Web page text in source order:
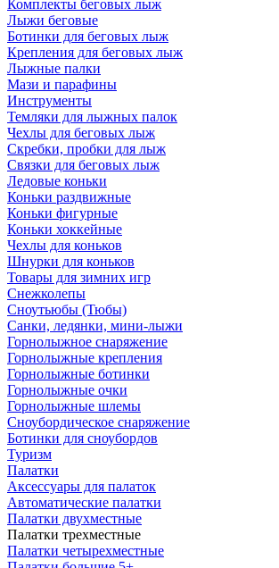
Комплекты беговых лыж
Лыжи беговые
Ботинки для беговых лыж
Крепления для беговых лыж
Лыжные палки
Мази и парафины
Инструменты
Темляки для лыжных палок
Чехлы для беговых лыж
Скребки, пробки для лыж
Связки для беговых лыж
Ледовые коньки
Коньки раздвижные
Коньки фигурные
Коньки хоккейные
Чехлы для коньков
Шнурки для коньков
Товары для зимних игр
Снежколепы
Сноутьюбы (Тюбы)
Санки, ледянки, мини-лыжи
Горнолыжное снаряжение
Горнолыжные крепления
Горнолыжные ботинки
Горнолыжные очки
Горнолыжные шлемы
Сноубордическое снаряжение
Ботинки для сноубордов
Туризм
Палатки
Аксессуары для палаток
Автоматические палатки
Палатки двухместные
Палатки трехместные
Палатки четырехместные